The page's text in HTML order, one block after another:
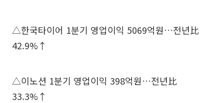
△한국타이어 1분기 영업이익 5069억원…전년比
42.9%↑
△이노션 1분기 영업이익 398억원…전년比
33.3%↑